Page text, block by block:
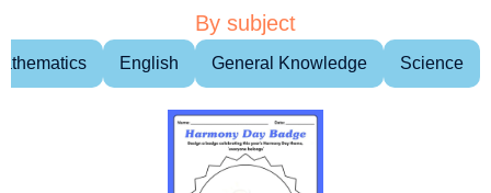
By subject
English General Knowledge Science